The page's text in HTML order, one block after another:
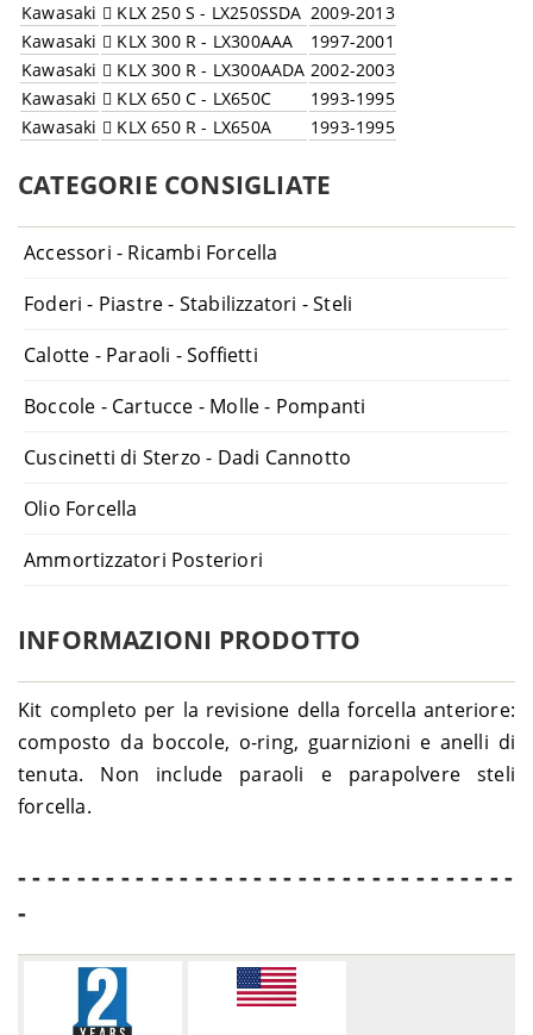
Kawasaki
KLX 250 S - LX250SSDA 2009-2013
Kawasaki
KLX 300 R - LX300AAA
1997-2001
Kawasaki
KLX 300 R - LX300AADA 2002-2003
Kawasaki
KLX 650 C - LX650C
1993-1995
Kawasaki
KLX 650 R - LX650A 1993-1995
CATEGORIE CONSIGLIATE
Accessori - Ricambi Forcella
Foderi - Piastre - Stabilizzatori - Steli
Calotte - Paraoli - Soffietti
Boccole - Cartucce - Molle - Pompanti
Cuscinetti di Sterzo - Dadi Cannotto
Olio Forcella
Ammortizzatori Posteriori
INFORMAZIONI PRODOTTO
Kit completo per la revisione della forcella anteriore:
composto da boccole, o-ring, guarnizioni e anelli di
tenuta. Non include paraoli e parapolvere steli
forcella.
- - - - - - - - - - - - - - - - - - - - - - - - - - - - - - - - - -
-